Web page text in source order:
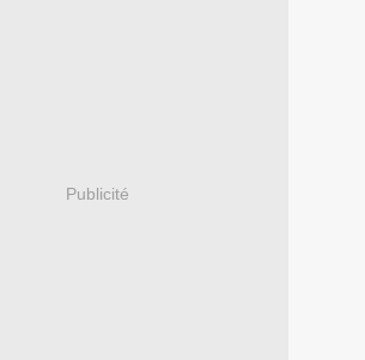
Publicité